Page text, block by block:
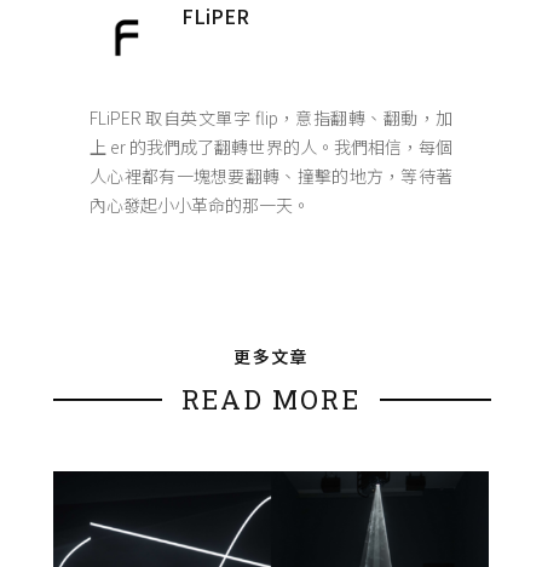
FLiPER
FLiPER 取自英文單字 flip，意指翻轉、翻動，加
上 er 的我們成了翻轉世界的人。我們相信，每個
人心裡都有一塊想要翻轉、撞擊的地方，等待著
內心發起小小革命的那一天。
更多文章
READ MORE